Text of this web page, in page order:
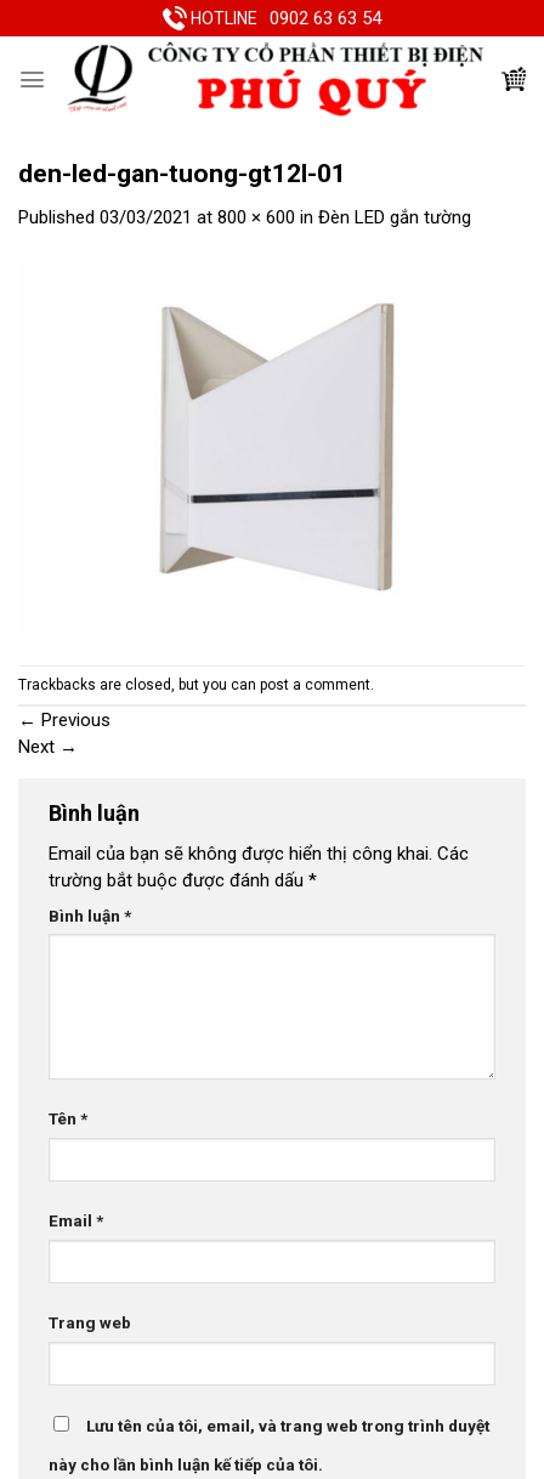
to
HOTLINE 0902 63 63 54
den-led-gan-tuong-gt12l-01
Published 03/03/2021 at 800 × 600 in Đèn LED gắn tường
Trackbacks are closed, but you can post a comment.
← Previous
Next →
Bình luận
Email của bạn sẽ không được hiển thị công khai. Các
trường bắt buộc được đánh dấu *
Bình luận *
Tên *
Email *
Trang web
Lưu tên của tôi, email, và trang web trong trình duyệt
này cho lần bình luận kế tiếp của tôi.